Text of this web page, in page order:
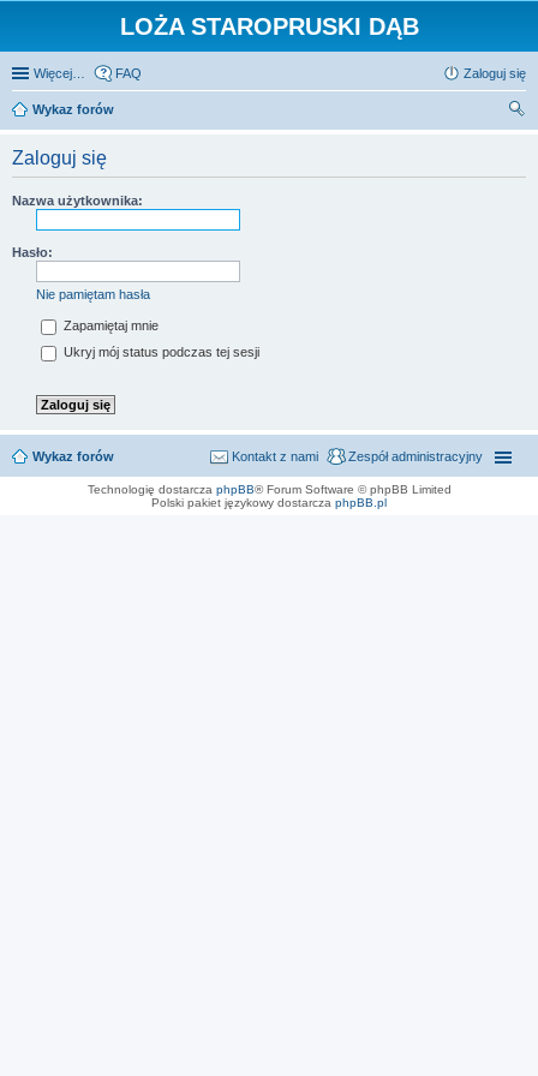
LOŻA STAROPRUSKI DĄB
Więcej… FAQ Zaloguj się
Wykaz forów
Zaloguj się
Nazwa użytkownika:
Hasło:
Nie pamiętam hasła
Zapamiętaj mnie
Ukryj mój status podczas tej sesji
Wykaz forów Zespół administracyjny
Kontakt z nami
Technologię dostarcza phpBB® Forum Software © phpBB Limited
Polski pakiet językowy dostarcza phpBB.pl